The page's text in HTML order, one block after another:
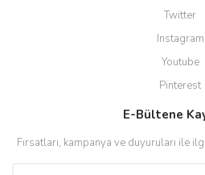
Twitter
Instagram
Youtube
Pinterest
E-Bültene
Fırsatları, kampanya ve duyuruları ile